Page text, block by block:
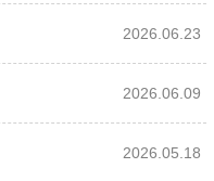
2026.06.23
2026.06.09
2026.05.18